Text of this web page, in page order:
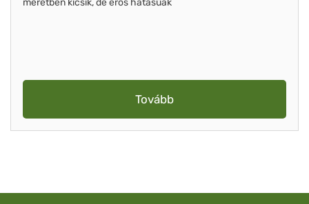
méretben kicsik, de erős hatásúak
Tovább